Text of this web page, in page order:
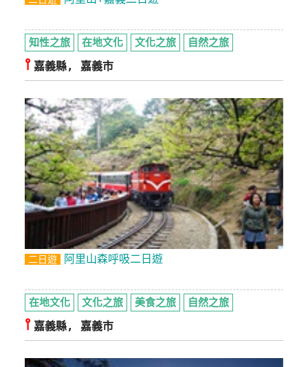
知性之旅 在地文化 文化之旅 自然之旅
⫯ 嘉義縣, 嘉義市
二日遊 阿里山森呼吸二日遊
在地文化 文化之旅 美食之旅 自然之旅
⫯ 嘉義縣, 嘉義市